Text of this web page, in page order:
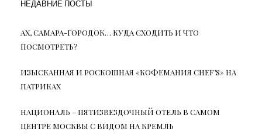
НЕДАВНИЕ ПОСТЫ
АХ, САМАРА-ГОРОДОК… КУДА СХОДИТЬ И ЧТО
ПОСМОТРЕТЬ?
ИЗЫСКАННАЯ И РОСКОШНАЯ «КОФЕМАНИЯ CHEF’S» НА
ПАТРИКАХ
НАЦИОНАЛЬ – ПЯТИЗВЕЗДОЧНЫЙ ОТЕЛЬ В САМОМ
ЦЕНТРЕ МОСКВЫ С ВИДОМ НА КРЕМЛЬ